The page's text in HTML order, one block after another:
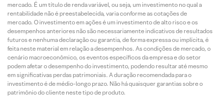
mercado. É um título de renda variável, ou seja, um investimento no qual a
rentabilidade não é preestabelecida, varia conforme as cotações de
mercado. O investimento em ações é um investimento de alto risco e os
desempenhos anteriores não são necessariamente indicativos de resultados
futuros e nenhuma declaração ou garantia, de forma expressa ou implícita, é
feita neste material em relação a desempenhos. As condições de mercado, o
cenário macroeconômico, os eventos específicos da empresa e do setor
podem afetar o desempenho do investimento, podendo resultar até mesmo
em significativas perdas patrimoniais. A duração recomendada para o
investimento é de médio-longo prazo. Não há quaisquer garantias sobre o
patrimônio do cliente neste tipo de produto.